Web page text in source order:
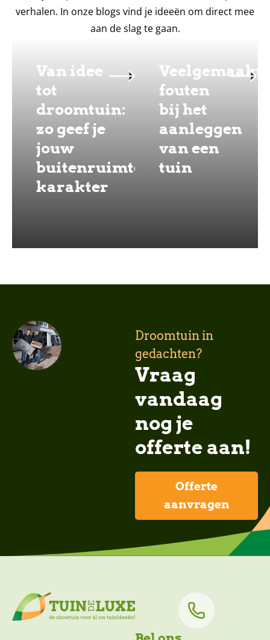
verhalen. In onze blogs vind je ideeën om direct mee
aan de slag te gaan.
Van idee
tot
droomtuin:
zo geef je
jouw
buitenruimte
karakter
Veelgemaakte
fouten
bij het
aanleggen
van een
tuin
Droomtuin in
gedachten?
Vraag
vandaag
nog je
offerte aan!
Offerte
aanvragen